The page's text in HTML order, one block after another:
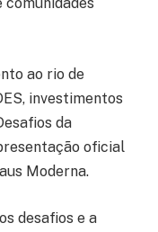
comunidades
ao rio de
investimentos
da
oficial
Moderna.
desafios e a